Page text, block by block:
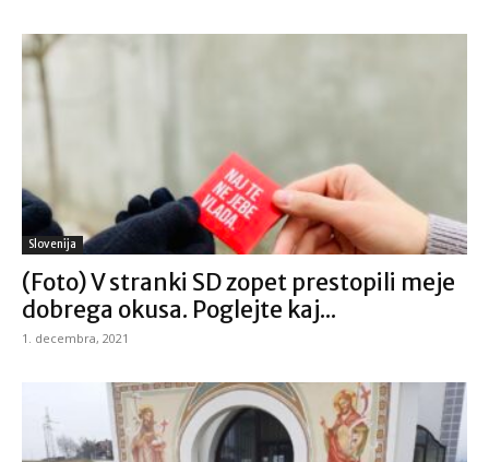
Slovenija
(Foto) V stranki SD zopet prestopili meje
dobrega okusa. Poglejte kaj...
1. decembra, 2021